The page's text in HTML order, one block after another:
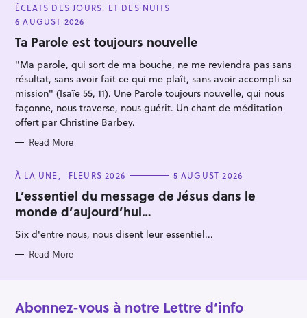
T
E
G
O
R
E
ÉCLATS DES JOURS. ET DES NUITS
6 AUGUST 2026
Ta Parole est toujours nouvelle
"Ma parole, qui sort de ma bouche, ne me reviendra pas sans
résultat, sans avoir fait ce qui me plaît, sans avoir accompli sa
mission" (Isaïe 55, 11). Une Parole toujours nouvelle, qui nous
façonne, nous traverse, nous guérit. Un chant de méditation
offert par Christine Barbey.
Read More
C
T
E
G
O
R
I
S
À LA UNE FLEURS 2026 5 AUGUST 2026
L’essentiel du message de Jésus dans le
monde d’aujourd’hui…
Six d'entre nous, nous disent leur essentiel...
Read More
Abonnez-vous à notre Lettre d’info
a
r
c
f
o
r
: